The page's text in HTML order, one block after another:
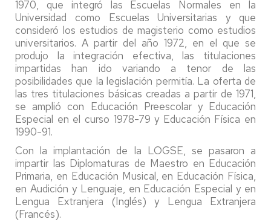
1970, que integró las Escuelas Normales en la
Universidad como Escuelas Universitarias y que
consideró los estudios de magisterio como estudios
universitarios. A partir del año 1972, en el que se
produjo la integración efectiva, las titulaciones
impartidas han ido variando a tenor de las
posibilidades que la legislación permitía. La oferta de
las tres titulaciones básicas creadas a partir de 1971,
se amplió con Educación Preescolar y Educación
Especial en el curso 1978-79 y Educación Física en
1990-91.
Con la implantación de la LOGSE, se pasaron a
impartir las Diplomaturas de Maestro en Educación
Primaria, en Educación Musical, en Educación Física,
en Audición y Lenguaje, en Educación Especial y en
Lengua Extranjera (Inglés) y Lengua Extranjera
(Francés).